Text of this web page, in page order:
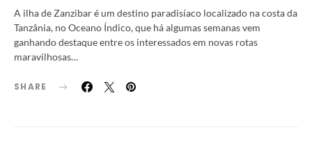
A ilha de Zanzibar é um destino paradisíaco localizado na costa da
Tanzânia, no Oceano Índico, que há algumas semanas vem
ganhando destaque entre os interessados em novas rotas
maravilhosas…
SHARE